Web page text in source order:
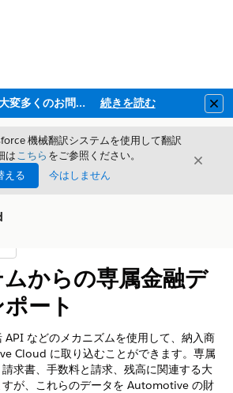
ただいま大変多くのお問い合わせをいただいており、ご連絡までにお時間を頂戴しております 続きを読む
機械翻訳システムを使用して翻訳
はこちら をご参照ください。
える
今はしません
閉じる
からの専属金融デ
ート
API などのメカニズムを使用して、納入商
Cloud に取り込むことができます。専属
求書、手数料と請求、残高に関連する大
が、これらのデータを Automotive の財